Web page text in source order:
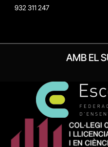
932 311 247
AMB EL